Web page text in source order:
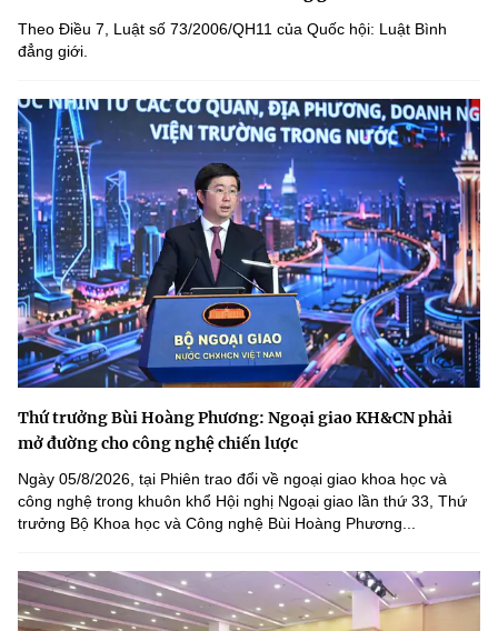
Theo Điều 7, Luật số 73/2006/QH11 của Quốc hội: Luật Bình
đẳng giới.
Thứ trưởng Bùi Hoàng Phương: Ngoại giao KH&CN phải
mở đường cho công nghệ chiến lược
Ngày 05/8/2026, tại Phiên trao đổi về ngoại giao khoa học và
công nghệ trong khuôn khổ Hội nghị Ngoại giao lần thứ 33, Thứ
trưởng Bộ Khoa học và Công nghệ Bùi Hoàng Phương...